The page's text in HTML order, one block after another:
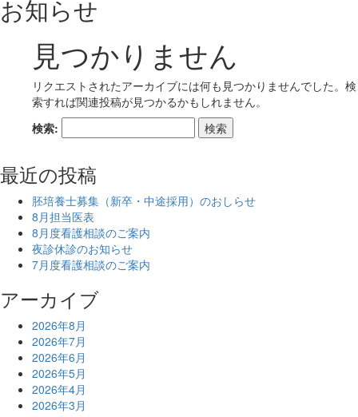
お知らせ
見つかりません
リクエストされたアーカイブには何も見つかりませんでした。検
索すれば関連投稿が見つかるかもしれません。
検索:
最近の投稿
胚培養士募集（新卒・中途採用）のおしらせ
8月担当医表
8月度看護相談のご案内
夜診休診のお知らせ
7月度看護相談のご案内
アーカイブ
2026年8月
2026年7月
2026年6月
2026年5月
2026年4月
2026年3月